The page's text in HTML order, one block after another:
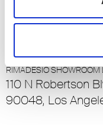
RIMADESIO SHOWROOM
Meelfabriekplein
RIMADESIO SHOWROOM
110 N Robertson
90048, Los